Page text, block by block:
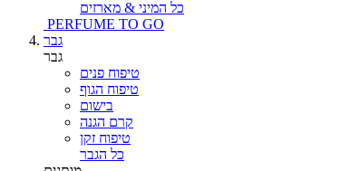
כל המיני & מארזים
PERFUME TO GO
גבר
גבר
טיפוח פנים
טיפוח הגוף
בישום
קרם הגנה
טיפוח זקן
כל הגבר